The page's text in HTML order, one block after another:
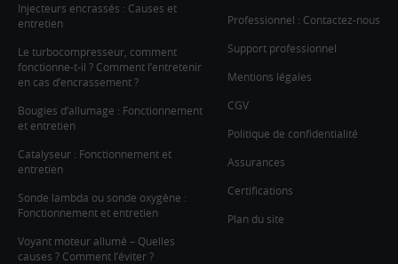
Injecteurs encrassés : Causes et
entretien
Le turbocompresseur, comment
fonctionne-t-il ? Comment l’entretenir
en cas d’encrassement ?
Bougies d’allumage : Fonctionnement
et entretien
Catalyseur : Fonctionnement et
entretien
Sonde lambda ou sonde oxygène :
Fonctionnement et entretien
Voyant moteur allumé – Quelles
causes ? Comment l’éviter ?
Professionnel : Contactez-nous
Support professionnel
Mentions légales
CGV
Politique de confidentialité
Assurances
Certifications
Plan du site